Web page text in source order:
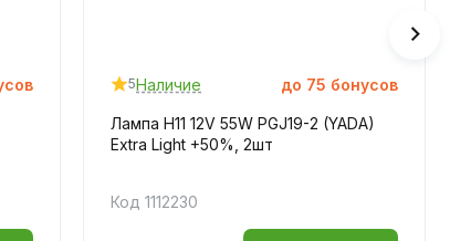
5Наличие до 75 бонусов
Лампа H11 12V 55W PGJ19-2 (YADA)
Extra Light +50%, 2шт
Код 1112230